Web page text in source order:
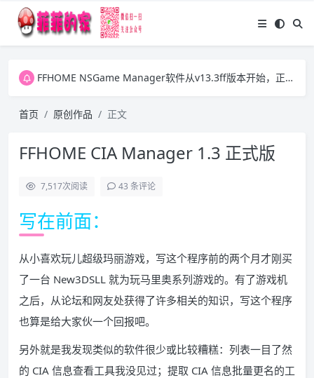
FFHOME NSGame Manager软件从v13.3ff版本开始，正式放开之前版本的两个VIP功能，今后大家可自行更新ExtData1.dat数据文件并可批量下载游戏图片。感谢大家一直以来的支持！
FFHOME NSGame Manager软件从v13.3ff版本开始，正式放开之前版本的两个VIP功能，今后大家可自行更新ExtData1.dat数据文件并可批量下载游戏图片。感谢大家一直以来的支持！
首页 原创作品 正文
FFHOME CIA Manager 1.3 正式版
7,517次阅读 43 条评论
写在前面：
从小喜欢玩儿超级玛丽游戏，写这个程序前的两个月才刚买
了一台 New3DSLL 就为玩马里奥系列游戏的。有了游戏机
之后，从论坛和网友处获得了许多相关的知识，写这个程序
也算是给大家伙一个回报吧。
另外就是我发现类似的软件很少或比较糟糕：列表一目了然
的 CIA 信息查看工具我没见过；提取 CIA 信息批量更名的工